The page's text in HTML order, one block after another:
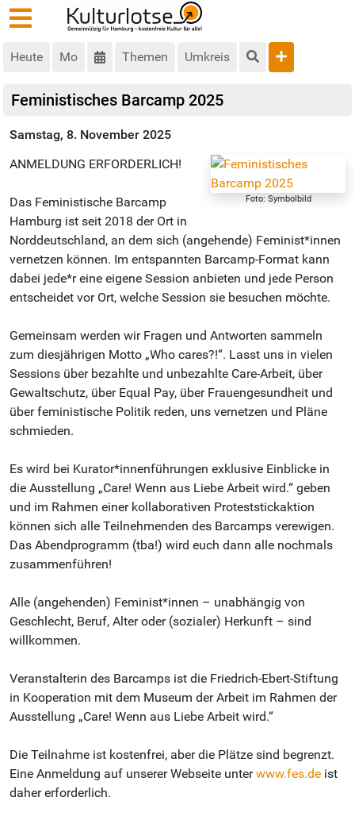
Heute Mo Themen Umkreis
Feministisches Barcamp 2025
Samstag, 8. November 2025
Foto: Symbolbild
ANMELDUNG ERFORDERLICH!
Das Feministische Barcamp
Hamburg ist seit 2018 der Ort in
Norddeutschland, an dem sich (angehende) Feminist*innen
vernetzen können. Im entspannten Barcamp-Format kann
dabei jede*r eine eigene Session anbieten und jede Person
entscheidet vor Ort, welche Session sie besuchen möchte.
Gemeinsam werden wir Fragen und Antworten sammeln
zum diesjährigen Motto „Who cares?!“. Lasst uns in vielen
Sessions über bezahlte und unbezahlte Care-Arbeit, über
Gewaltschutz, über Equal Pay, über Frauengesundheit und
über feministische Politik reden, uns vernetzen und Pläne
schmieden.
Es wird bei Kurator*innenführungen exklusive Einblicke in
die Ausstellung „Care! Wenn aus Liebe Arbeit wird.“ geben
und im Rahmen einer kollaborativen Proteststickaktion
können sich alle Teilnehmenden des Barcamps verewigen.
Das Abendprogramm (tba!) wird euch dann alle nochmals
zusammenführen!
Alle (angehenden) Feminist*innen – unabhängig von
Geschlecht, Beruf, Alter oder (sozialer) Herkunft – sind
willkommen.
Veranstalterin des Barcamps ist die Friedrich-Ebert-Stiftung
in Kooperation mit dem Museum der Arbeit im Rahmen der
Ausstellung „Care! Wenn aus Liebe Arbeit wird.“
Die Teilnahme ist kostenfrei, aber die Plätze sind begrenzt.
Eine Anmeldung auf unserer Webseite unterwww.fes.de ist
daher erforderlich.